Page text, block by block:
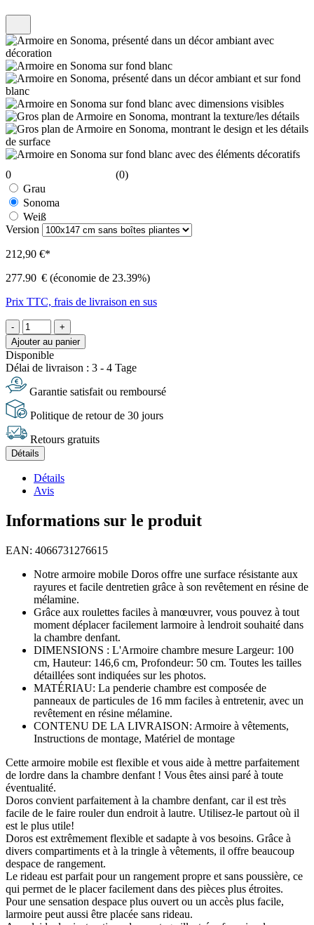
0
(0)
Grau
Sonoma
Weiß
Version
212,90 €*
277.90 € (économie de 23.39%)
Prix TTC, frais de livraison en sus
-
+
Ajouter au panier
Disponible
Délai de livraison : 3 - 4 Tage
Garantie satisfait ou remboursé
Politique de retour de 30 jours
Retours gratuits
Détails
Détails
Avis
Informations sur le produit
EAN: 4066731276615
Notre armoire mobile Doros offre une surface résistante aux
rayures et facile dentretien grâce à son revêtement en résine de
mélamine.
Grâce aux roulettes faciles à manœuvrer, vous pouvez à tout
moment déplacer facilement larmoire à lendroit souhaité dans
la chambre denfant.
DIMENSIONS : L'Armoire chambre mesure Largeur: 100
cm, Hauteur: 146,6 cm, Profondeur: 50 cm. Toutes les tailles
détaillées sont indiquées sur les photos.
MATÉRIAU: La penderie chambre est composée de
panneaux de particules de 16 mm faciles à entretenir, avec un
revêtement en résine mélamine.
CONTENU DE LA LIVRAISON: Armoire à vêtements,
Instructions de montage, Matériel de montage
Cette armoire mobile est flexible et vous aide à mettre parfaitement
de lordre dans la chambre denfant ! Vous êtes ainsi paré à toute
éventualité.
Doros convient parfaitement à la chambre denfant, car il est très
facile de le faire rouler dun endroit à lautre. Utilisez-le partout où il
est le plus utile!
Doros est extrêmement flexible et sadapte à vos besoins. Grâce à
divers compartiments et à la tringle à vêtements, il offre beaucoup
despace de rangement.
Le rideau est parfait pour un rangement propre et sans poussière, ce
qui permet de le placer facilement dans des pièces plus étroites.
Pour une sensation despace plus ouvert ou un accès plus facile,
larmoire peut aussi être placée sans rideau.